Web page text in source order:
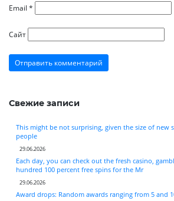
Email *
Сайт
Свежие записи
This might be not surprising, given the size of new
people
29.06.2026
Each day, you can check out the fresh casino,
hundred 100 percent free spins for the Mr
29.06.2026
Award drops: Random awards ranging from 5 and